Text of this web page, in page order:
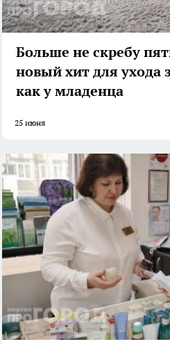
Больше не скребу
новый хит для ухода
как у младенца
25 июня